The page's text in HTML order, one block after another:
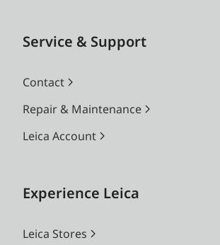
Service & Support
Contact
Repair & Maintenance
Leica Account
Experience Leica
Leica Stores